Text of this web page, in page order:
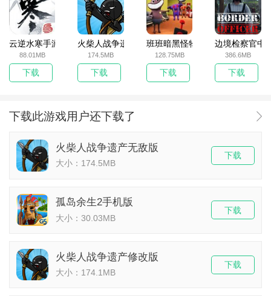
云逆水寒手游
88.01MB
下载
火柴人战争遗产无敌版
174.5MB
下载
班班暗黑怪物生存挑战5
128.75MB
下载
边境检察官中
386.6MB
下载
下载此游戏用户还下载了
火柴人战争遗产无敌版
大小：174.5MB
下载
孤岛余生2手机版
大小：30.03MB
下载
火柴人战争遗产修改版
大小：174.1MB
下载